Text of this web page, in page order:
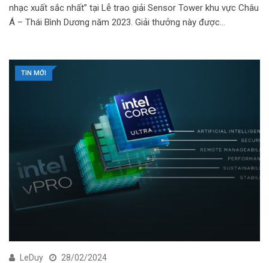
nhạc xuất sắc nhất” tại Lễ trao giải Sensor Tower khu vực Châu
Á – Thái Bình Dương năm 2023. Giải thưởng này được…
TIN MỚI
LeDuy 28/02/2024